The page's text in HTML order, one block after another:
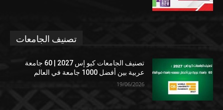
تصنيف الجامعات
تصنيف الجامعات كيو إس 2027 | 60 جامعة
عربية بين أفضل 1000 جامعة في العالم
19/06/2026